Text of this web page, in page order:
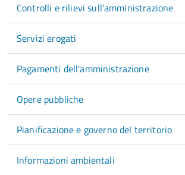
Controlli e rilievi sull'amministrazione
Servizi erogati
Pagamenti dell'amministrazione
Opere pubbliche
Pianificazione e governo del territorio
Informazioni ambientali